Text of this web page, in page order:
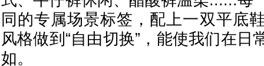
同的专属场景标签，配上一双平底
风格做到“自由切换”，能使我们在日
如。